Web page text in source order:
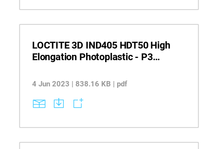
LOCTITE 3D IND405 HDT50 High
Elongation Photoplastic - P3
4 Jun 2023 | 838.16 KB | pdf